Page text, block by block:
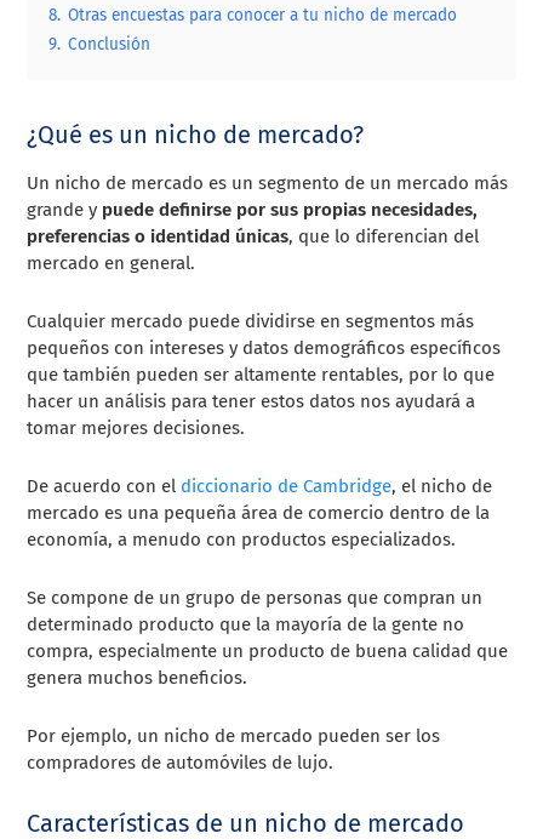
8. Otras encuestas para conocer a tu nicho de mercado
9. Conclusión
¿Qué es un nicho de mercado?
Un nicho de mercado es un segmento de un mercado más
grande y puede definirse por sus propias necesidades,
preferencias o identidad únicas, que lo diferencian del
mercado en general.
Cualquier mercado puede dividirse en segmentos más
pequeños con intereses y datos demográficos específicos
que también pueden ser altamente rentables, por lo que
hacer un análisis para tener estos datos nos ayudará a
tomar mejores decisiones.
De acuerdo con el diccionario de Cambridge, el nicho de
mercado es una pequeña área de comercio dentro de la
economía, a menudo con productos especializados.
Se compone de un grupo de personas que compran un
determinado producto que la mayoría de la gente no
compra, especialmente un producto de buena calidad que
genera muchos beneficios.
Por ejemplo, un nicho de mercado pueden ser los
compradores de automóviles de lujo.
Características de un nicho de mercado